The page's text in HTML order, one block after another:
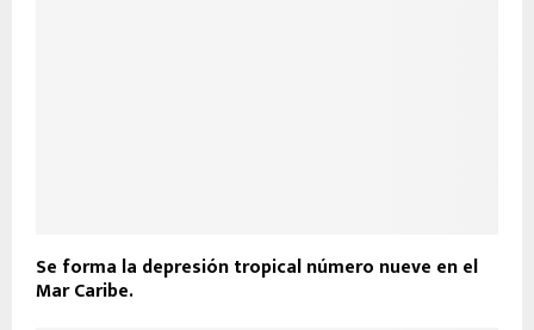
Se forma la depresión tropical número nueve en el
Mar Caribe.